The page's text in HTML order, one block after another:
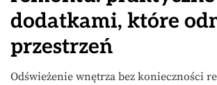
dodatkami, które
przestrzeń
Odświeżenie wnętrza bez konieczności